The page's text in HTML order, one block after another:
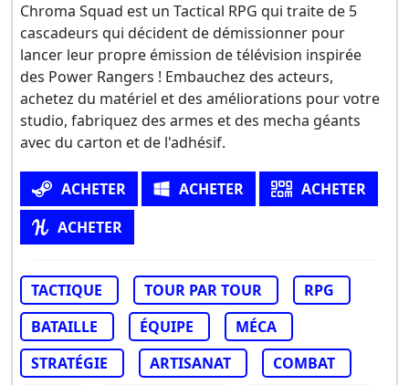
Chroma Squad est un Tactical RPG qui traite de 5
cascadeurs qui décident de démissionner pour
lancer leur propre émission de télévision inspirée
des Power Rangers ! Embauchez des acteurs,
achetez du matériel et des améliorations pour votre
studio, fabriquez des armes et des mecha géants
avec du carton et de l'adhésif.
ACHETER ACHETER
ACHETER
ACHETER
TACTIQUE TOUR PAR TOUR
RPG
BATAILLE
ÉQUIPE
MÉCA
STRATÉGIE
ARTISANAT
COMBAT